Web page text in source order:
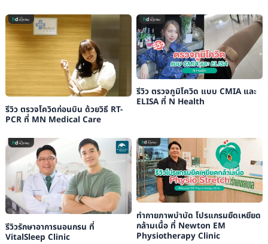
รีวิว ตรวจโควิดก่อนบิน ด้วยวิธี RT-
PCR ที่ MN Medical Care
รีวิว ตรวจภูมิโควิด แบบ CMIA และ
ELISA ที่ N Health
รีวิวรักษาอาการนอนกรน ที่
VitalSleep Clinic
ทำกายภาพบำบัด โปรแกรมยืดเหยียด
กล้ามเนื้อ ที่ Newton EM
Physiotherapy Clinic